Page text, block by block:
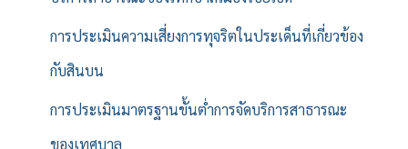
การประเมินความเสี่ยงการทุจริตในประเด็นที่เกี่ยวข้อง
กับสินบน
การประเมินมาตรฐานขั้นต่ำการจัดบริการสาธารณะ
ของเทศบาล